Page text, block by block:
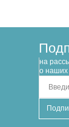
на
о наших